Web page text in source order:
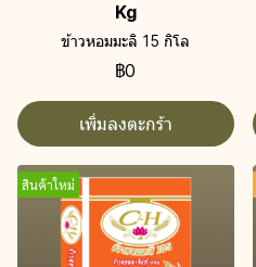
Kg
ข้าวหอมมะลิ 15 กิโล
฿0
เพิ่มลงตะกร้า
สินค้าใหม่